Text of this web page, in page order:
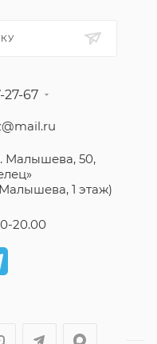
27-67
Малышева, 50,
1 этаж)
20.00